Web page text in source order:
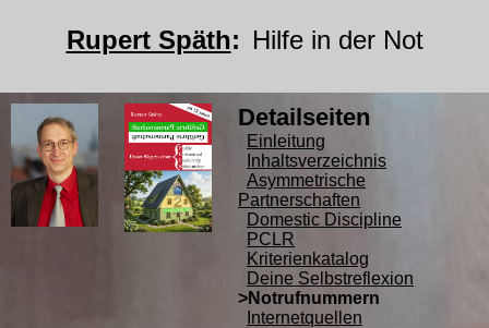
Rupert Späth: Hilfe in der Not
Detailseiten
Einleitung
Inhaltsverzeichnis
Asymmetrische
Partnerschaften
Domestic Discipline
PCLR
Kriterienkatalog
Deine Selbstreflexion
>Notrufnummern
Internetquellen